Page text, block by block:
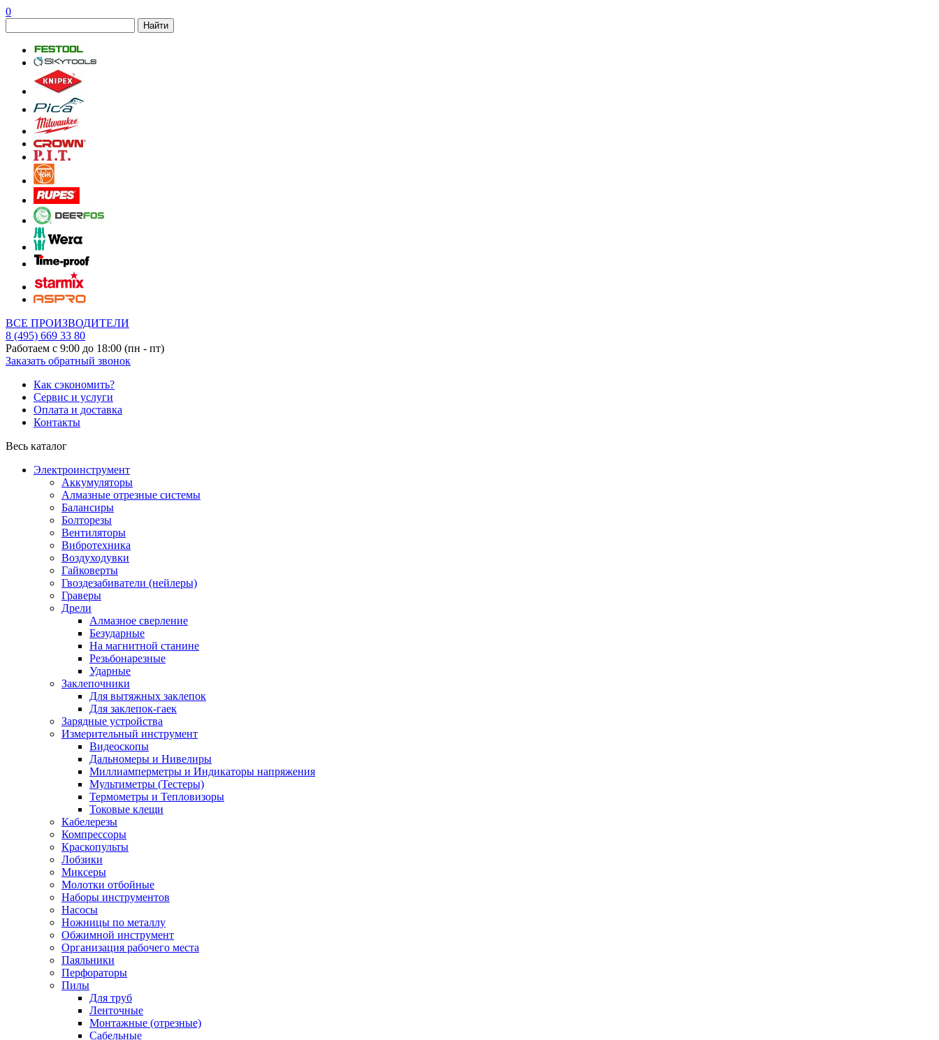
0
Найти
ВСЕ ПРОИЗВОДИТЕЛИ
8 (495) 669 33 80
Работаем с 9:00 до 18:00 (пн - пт)
Заказать обратный звонок
Как сэкономить?
Сервис и услуги
Оплата и доставка
Контакты
Весь каталог
Электроинструмент
Аккумуляторы
Алмазные отрезные системы
Балансиры
Болторезы
Вентиляторы
Вибротехника
Воздуходувки
Гайковерты
Гвоздезабиватели (нейлеры)
Граверы
Дрели
Алмазное сверление
Безударные
На магнитной станине
Резьбонарезные
Ударные
Заклепочники
Для вытяжных заклепок
Для заклепок-гаек
Зарядные устройства
Измерительный инструмент
Видеоскопы
Дальномеры и Нивелиры
Миллиамперметры и Индикаторы напряжения
Мультиметры (Тестеры)
Термометры и Тепловизоры
Токовые клещи
Кабелерезы
Компрессоры
Краскопульты
Лобзики
Миксеры
Молотки отбойные
Наборы инструментов
Насосы
Ножницы по металлу
Обжимной инструмент
Организация рабочего места
Паяльники
Перфораторы
Пилы
Для труб
Ленточные
Монтажные (отрезные)
Сабельные